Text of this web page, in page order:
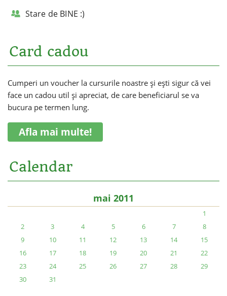
Stare de BINE :)
Card cadou
Cumperi un voucher la cursurile noastre și ești sigur că vei
face un cadou util și apreciat, de care beneficiarul se va
bucura pe termen lung.
Afla mai multe!
Calendar
mai 2011
1
2
3 4 5 6 7
8
9
10 11 12 13 14
15
16
17 18 19 20 21
22
23
24 25 26 27 28
29
30
31